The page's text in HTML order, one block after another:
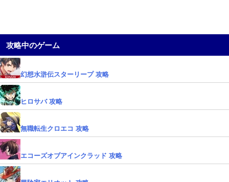
攻略中のゲーム
幻想水滸伝スターリープ 攻略
ヒロサバ 攻略
無職転生クロエコ 攻略
エコーズオブアインクラッド 攻略